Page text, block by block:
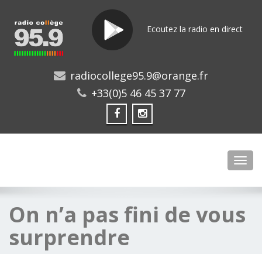
Ecoutez la radio en direct
radiocollege95.9@orange.fr
+33(0)5 46 45 37 77
On n’a pas fini de vous
surprendre